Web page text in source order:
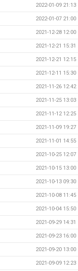
2022-01-09 21:13
2022-01-07 21:00
2021-12-28 12:00
2021-12-21 15:31
2021-12-21 12:15
2021-12-11 15:30
2021-11-26 12:42
2021-11-25 13:03
2021-11-12 12:25
2021-11-09 19:27
2021-11-01 14:55
2021-10-25 12:07
2021-10-15 13:00
2021-10-13 09:30
2021-10-08 11:45
2021-10-04 15:50
2021-09-29 14:31
2021-09-23 16:00
2021-09-20 13:00
2021-09-09 12:23